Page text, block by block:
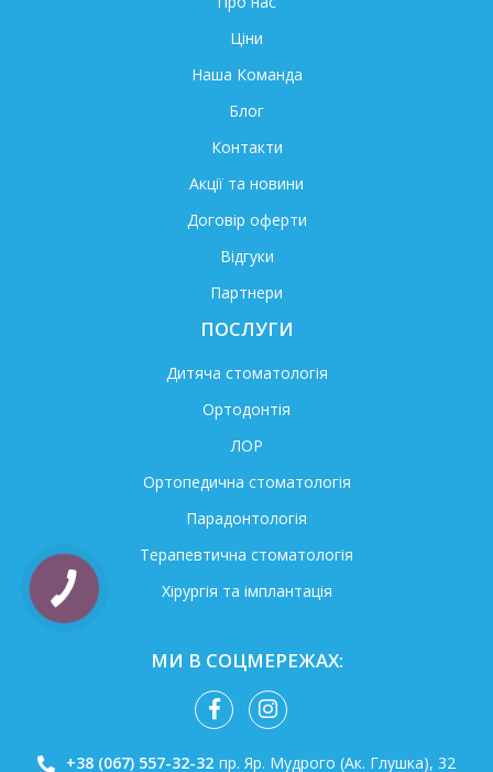
Ціни
Наша Команда
Блог
Контакти
Акції та новини
Договір оферти
Відгуки
Партнери
ПОСЛУГИ
Дитяча стоматологія
Ортодонтія
ЛОР
Ортопедична стоматологія
Парадонтологія
Терапевтична стоматологія
Хірургія та імплантація
МИ В СОЦМЕРЕЖАХ:
+38 (067) 557-32-32 пр. Яр. Мудрого (Ак. Глушка), 32